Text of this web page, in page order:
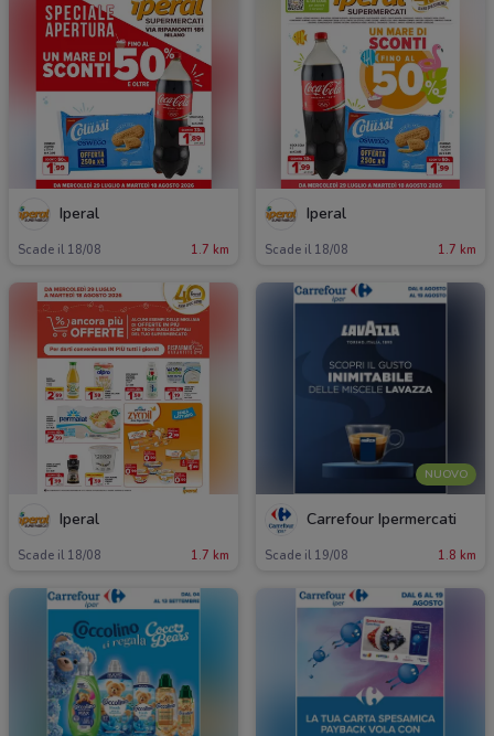
Iperal
Scade il 18/08 1.7 km
Iperal
Scade il 18/08 1.7 km
Iperal
Scade il 18/08 1.7 km
NUOVO
Carrefour Ipermercati
Scade il 19/08 1.8 km